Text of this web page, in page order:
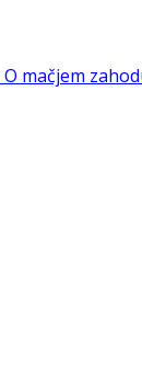
O mačjem